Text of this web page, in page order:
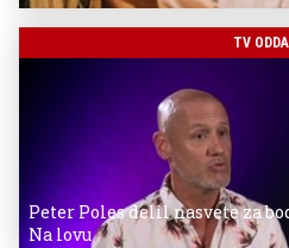
TV
Peter Poles delil nasvete za
Na lovu